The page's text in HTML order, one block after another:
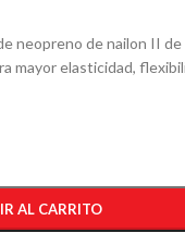
neopreno de nailon II
mayor elasticidad,
AL CARRITO